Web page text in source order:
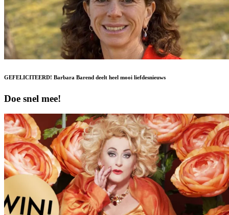
GEFELICITEERD! Barbara Barend deelt heel mooi liefdesnieuws
Doe snel mee!